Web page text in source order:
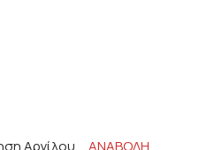
Αργίλου
ΑΝΑΒΟΛΗ